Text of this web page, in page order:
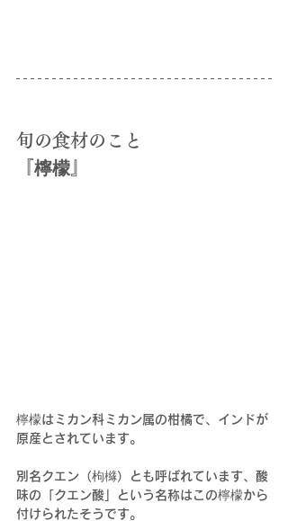
旬の食材のこと
『檸檬』
檸檬はミカン科ミカン属の柑橘で、インドが
原産とされています。
別名クエン（枸櫞）とも呼ばれています、酸
味の「クエン酸」という名称はこの檸檬から
付けられたそうです。